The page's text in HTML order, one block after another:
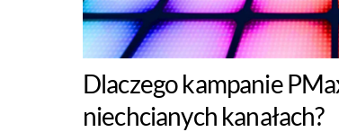
Dlaczego kampanie
niechcianych kanałach?